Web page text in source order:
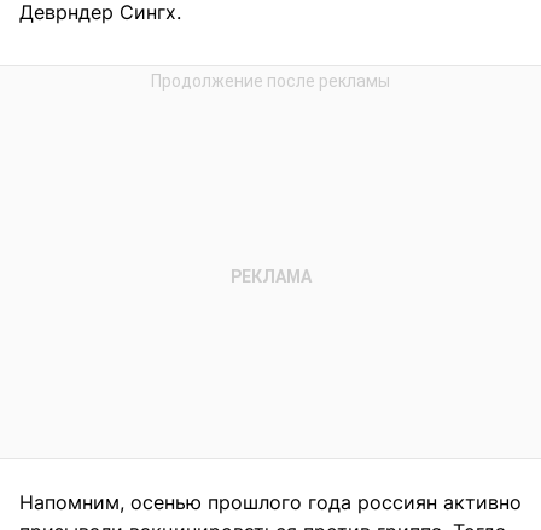
Деврндер Сингх.
Напомним, осенью прошлого года россиян активно